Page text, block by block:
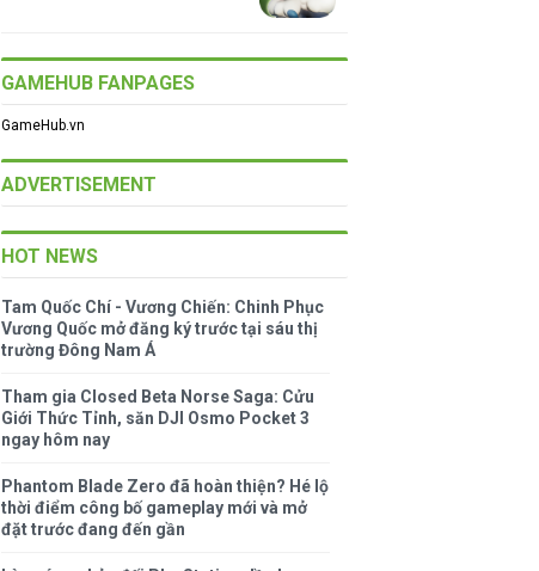
GAMEHUB FANPAGES
GameHub.vn
ADVERTISEMENT
HOT NEWS
Tam Quốc Chí - Vương Chiến: Chinh Phục
Vương Quốc mở đăng ký trước tại sáu thị
trường Đông Nam Á
Tham gia Closed Beta Norse Saga: Cửu
Giới Thức Tỉnh, săn DJI Osmo Pocket 3
ngay hôm nay
Phantom Blade Zero đã hoàn thiện? Hé lộ
thời điểm công bố gameplay mới và mở
đặt trước đang đến gần